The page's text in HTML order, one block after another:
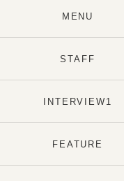
MENU
STAFF
INTERVIEW1
FEATURE